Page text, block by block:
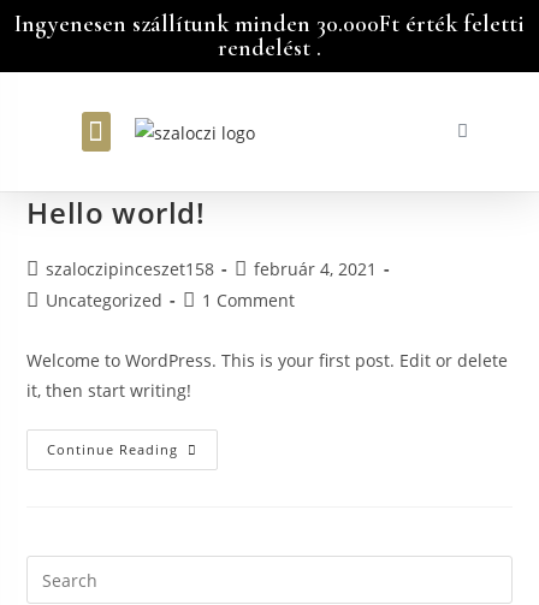
Ingyenesen szállítunk minden 30.000Ft érték feletti
rendelést .
Hello world!
szaloczipinceszet158
február 4, 2021
Uncategorized
1 Comment
Welcome to WordPress. This is your first post. Edit or delete
it, then start writing!
Continue Reading